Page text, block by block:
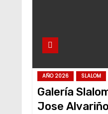
AÑO 2026 SLALOM
Galería
Jose Alvariño